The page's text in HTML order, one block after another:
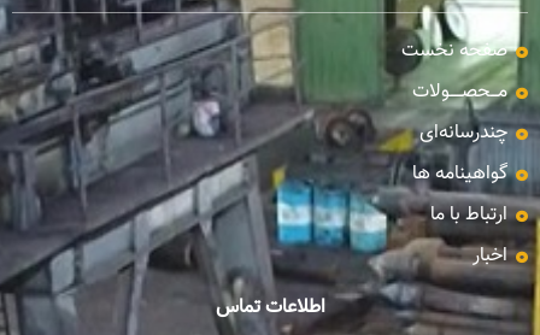
صفحه نخست
مـــحصـــــولات
چندرسانه‌ای
گواهینامه ها
ارتباط با ما
اخبار
اطلاعات تماس